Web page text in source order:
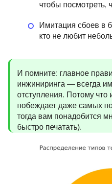
чтобы посмотреть,
Имитация сбоев в
кто не любит
И помните: главное
инжиниринга — всегда
отступления. Потому что
побеждает даже самых
тогда вам понадобится
быстро печатать).